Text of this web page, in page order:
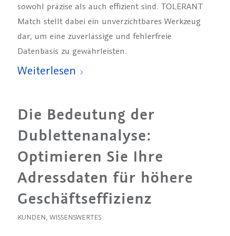
sowohl präzise als auch effizient sind. TOLERANT
Match stellt dabei ein unverzichtbares Werkzeug
dar, um eine zuverlässige und fehlerfreie
Datenbasis zu gewährleisten.
Weiterlesen
Die Bedeutung der
Dublettenanalyse:
Optimieren Sie Ihre
Adressdaten für höhere
Geschäftseffizienz
KUNDEN, WISSENSWERTES